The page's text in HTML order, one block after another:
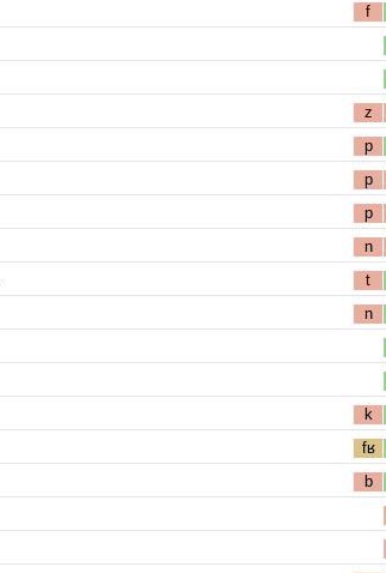
f
z
p
p
p
n
t
n
k
fʁ
b